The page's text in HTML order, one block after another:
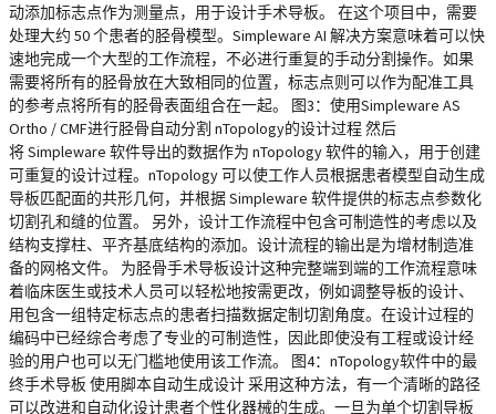
动添加标志点作为测量点，用于设计手术导板。 在这个项目中，需要
处理大约 50 个患者的胫骨模型。Simpleware AI 解决方案意味着可以快
速地完成一个大型的工作流程，不必进行重复的手动分割操作。如果
需要将所有的胫骨放在大致相同的位置，标志点则可以作为配准工具
的参考点将所有的胫骨表面组合在一起。 图3：使用Simpleware AS
Ortho / CMF进行胫骨自动分割 nTopology的设计过程 然后
将 Simpleware 软件导出的数据作为 nTopology 软件的输入，用于创建
可重复的设计过程。nTopology 可以使工作人员根据患者模型自动生成
导板匹配面的共形几何，并根据 Simpleware 软件提供的标志点参数化
切割孔和缝的位置。 另外，设计工作流程中包含可制造性的考虑以及
结构支撑柱、平齐基底结构的添加。设计流程的输出是为增材制造准
备的网格文件。 为胫骨手术导板设计这种完整端到端的工作流程意味
着临床医生或技术人员可以轻松地按需更改，例如调整导板的设计、
用包含一组特定标志点的患者扫描数据定制切割角度。在设计过程的
编码中已经综合考虑了专业的可制造性，因此即使没有工程或设计经
验的用户也可以无门槛地使用该工作流。 图4：nTopology软件中的最
终手术导板 使用脚本自动生成设计 采用这种方法，有一个清晰的路径
可以改进和自动化设计患者个性化器械的生成。一旦为单个切割导板